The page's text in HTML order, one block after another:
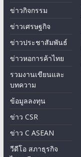
ข่าวกิจกรรม
ข่าวเศรษฐกิจ
ข่าวประชาสัมพันธ์
ข่าวหอการค้าไทย
รวมงานเขียนและ
บทความ
ข้อมูลลงทุน
ข่าว CSR
ข่าว C ASEAN
วีดีโอ สภาธุรกิจ